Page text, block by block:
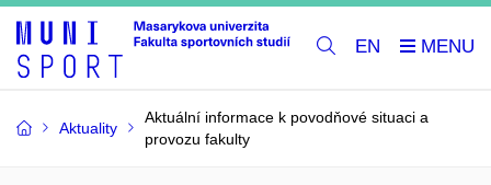
EN
Aktuality
Aktuální informace k povodňové situaci a
provozu fakulty